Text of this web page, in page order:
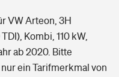
VW Arteon, 3H
Kombi, 110 kW,
ab 2020. Bitte
ein Tarifmerkmal von